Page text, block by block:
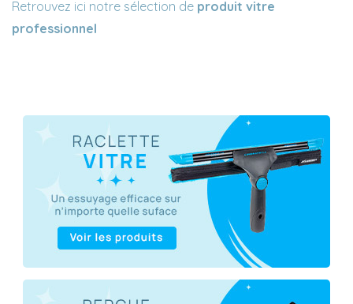
Retrouvez ici notre sélection de produit vitre
professionnel